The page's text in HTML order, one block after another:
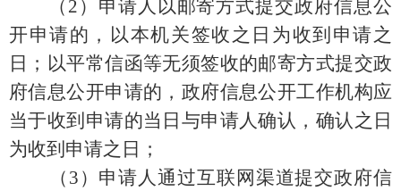
（2）申请人以邮寄方式提交政府信息公
开申请的，以本机关签收之日为收到申请之
日；以平常信函等无须签收的邮寄方式提交政
府信息公开申请的，政府信息公开工作机构应
当于收到申请的当日与申请人确认，确认之日
为收到申请之日；
（3）申请人通过互联网渠道提交政府信